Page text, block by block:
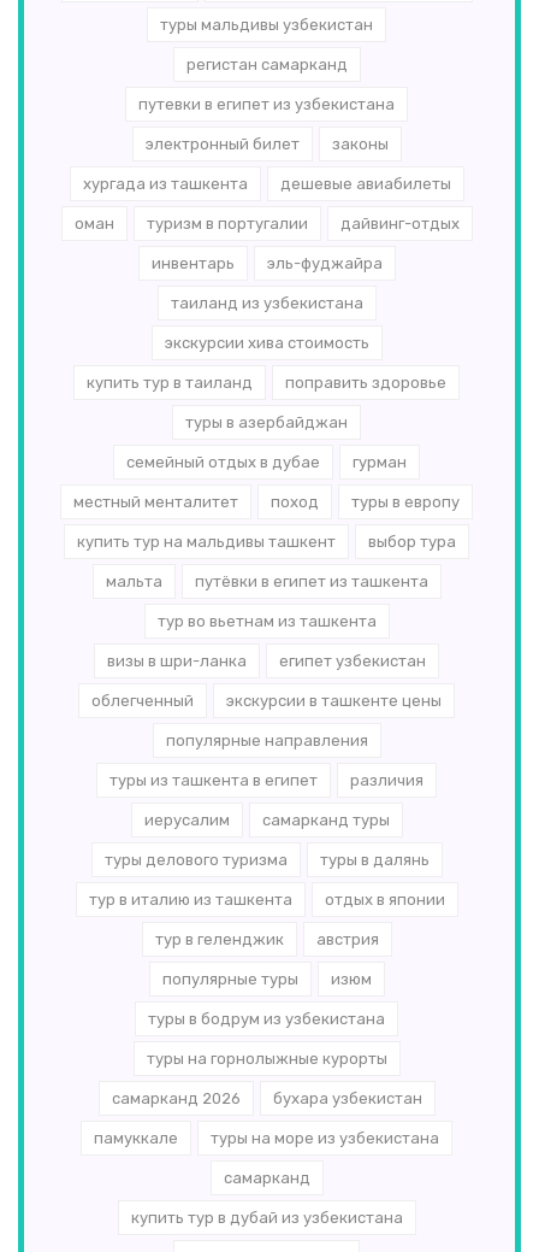
туры мальдивы узбекистан
регистан самарканд
путевки в египет из узбекистана
электронный билет законы
хургада из ташкента дешевые авиабилеты
оман туризм в португалии дайвинг-отдых
инвентарь эль-­фуджайра
таиланд из узбекистана
экскурсии хива стоимость
купить тур в таиланд поправить здоровье
туры в азербайджан
семейный отдых в дубае гурман
местный менталитет поход туры в европу
купить тур на мальдивы ташкент выбор тура
мальта путёвки в египет из ташкента
тур во вьетнам из ташкента
визы в шри-ланка египет узбекистан
облегченный экскурсии в ташкенте цены
популярные направления
туры из ташкента в египет различия
иерусалим самарканд туры
туры делового туризма туры в далянь
тур в италию из ташкента отдых в японии
тур в геленджик австрия
популярные туры изюм
туры в бодрум из узбекистана
туры на горнолыжные курорты
самарканд 2026 бухара узбекистан
памуккале туры на море из узбекистана
самарканд
купить тур в дубай из узбекистана